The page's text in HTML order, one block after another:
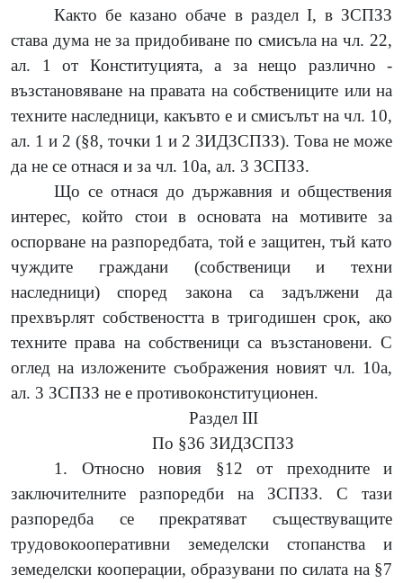
Както бе казано обаче в раздел I, в ЗСПЗЗ
става дума не за придобиване по смисъла на чл. 22,
ал. 1 от Конституцията, а за нещо различно -
възстановяване на правата на собствениците или на
техните наследници, какъвто е и смисълът на чл. 10,
ал. 1 и 2 (§8, точки 1 и 2 ЗИДЗСПЗЗ). Това не може
да не се отнася и за чл. 10а, ал. 3 ЗСПЗЗ.
Що се отнася до държавния и обществения
интерес, който стои в основата на мотивите за
оспорване на разпоредбата, той е защитен, тъй като
чуждите граждани (собственици и техни
наследници) според закона са задължени да
прехвърлят собствеността в тригодишен срок, ако
техните права на собственици са възстановени. С
оглед на изложените съображения новият чл. 10а,
ал. 3 ЗСПЗЗ не е противоконституционен.
Раздел III
По §36 ЗИДЗСПЗЗ
1. Относно новия §12 от преходните и
заключителните разпоредби на ЗСПЗЗ. С тази
разпоредба се прекратяват съществуващите
трудовокооперативни земеделски стопанства и
земеделски кооперации, образувани по силата на §7